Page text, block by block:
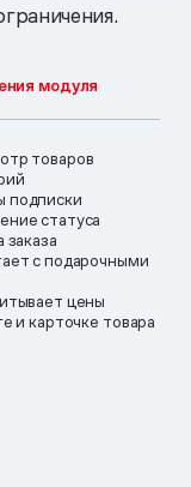
модуля
товаров
статуса
заказа
с подарочными
цены
и карточке товара